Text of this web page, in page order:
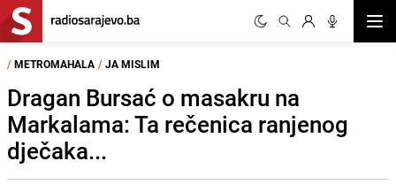
/ METROMAHALA / JA MISLIM
Dragan Bursać o masakru na
Markalama: Ta rečenica ranjenog
dječaka...